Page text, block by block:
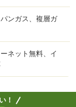
ンガス、複層ガ
ネット無料、イ
！